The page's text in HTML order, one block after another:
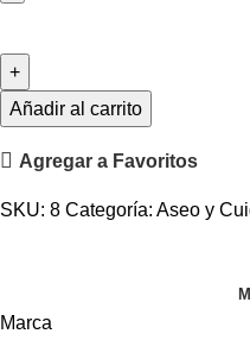
Añadir al carrito
Agregar a Favoritos
SKU: 8 Categoría: Aseo y
Marca